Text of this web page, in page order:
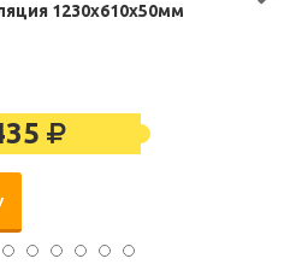
1230х610х50мм